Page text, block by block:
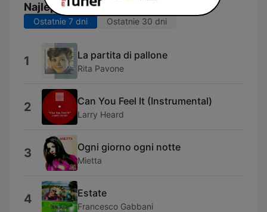
Najlepsze piosenki
Ostatnie 7 dni Ostatnie 30 dni
1 La partita di pallone
Rita Pavone
2 Can You Feel It (Instrumental)
Larry Heard
3 Ogni giorno ogni notte
Mietta
4 Estate
Francesco Gabbani